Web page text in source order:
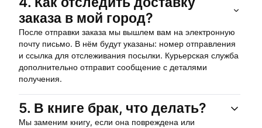
заказа в мой город?
После отправки заказа мы вышлем вам на электронную
почту письмо. В нём будут указаны: номер отправления
и ссылка для отслеживания посылки. Курьерская служба
дополнительно отправит сообщение с деталями
получения.
5. В книге брак, что делать?
Мы заменим книгу, если она повреждена или